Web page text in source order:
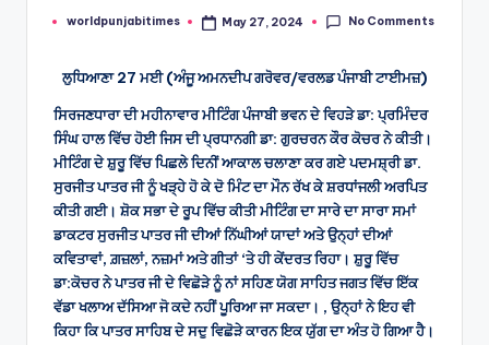
Posted
worldpunjabitimes May 27, 2024 No Comments
ਲੁਧਿਆਣਾ 27 ਮਈ (ਅੰਜੂ ਅਮਨਦੀਪ ਗਰੋਵਰ/ਵਰਲਡ ਪੰਜਾਬੀ ਟਾਈਮਜ਼)
ਸਿਰਜਣਧਾਰਾ ਦੀ ਮਹੀਨਾਵਾਰ ਮੀਟਿੰਗ ਪੰਜਾਬੀ ਭਵਨ ਦੇ ਵਿਹੜੇ ਡਾ: ਪ੍ਰਮਿੰਦਰ
ਸਿੰਘ ਹਾਲ ਵਿੱਚ ਹੋਈ ਜਿਸ ਦੀ ਪ੍ਰਧਾਨਗੀ ਡਾ: ਗੁਰਚਰਨ ਕੌਰ ਕੋਚਰ ਨੇ ਕੀਤੀ।
ਮੀਟਿੰਗ ਦੇ ਸ਼ੁਰੂ ਵਿੱਚ ਪਿਛਲੇ ਦਿਨੀਂ ਆਕਾਲ ਚਲਾਣਾ ਕਰ ਗਏ ਪਦਮਸ਼੍ਰੀ ਡਾ.
ਸੁਰਜੀਤ ਪਾਤਰ ਜੀ ਨੂੰ ਖੜ੍ਹੇ ਹੋ ਕੇ ਦੋ ਮਿੰਟ ਦਾ ਮੌਨ ਰੱਖ ਕੇ ਸ਼ਰਧਾਂਜਲੀ ਅਰਪਿਤ
ਕੀਤੀ ਗਈ। ਸ਼ੋਕ ਸਭਾ ਦੇ ਰੂਪ ਵਿੱਚ ਕੀਤੀ ਮੀਟਿੰਗ ਦਾ ਸਾਰੇ ਦਾ ਸਾਰਾ ਸਮਾਂ
ਡਾਕਟਰ ਸੁਰਜੀਤ ਪਾਤਰ ਜੀ ਦੀਆਂ ਨਿੱਘੀਆਂ ਯਾਦਾਂ ਅਤੇ ਉਨ੍ਹਾਂ ਦੀਆਂ
ਕਵਿਤਾਵਾਂ, ਗ਼ਜ਼ਲਾਂ, ਨਜ਼ਮਾਂ ਅਤੇ ਗੀਤਾਂ ‘ਤੇ ਹੀ ਕੇਂਦਰਤ ਰਿਹਾ। ਸ਼ੁਰੂ ਵਿੱਚ
ਡਾ:ਕੋਚਰ ਨੇ ਪਾਤਰ ਜੀ ਦੇ ਵਿਛੋੜੇ ਨੂੰ ਨਾਂ ਸਹਿਣ ਯੋਗ ਸਾਹਿਤ ਜਗਤ ਵਿੱਚ ਇੱਕ
ਵੱਡਾ ਖਲਾਅ ਦੱਸਿਆ ਜੋ ਕਦੇ ਨਹੀਂ ਪੂਰਿਆ ਜਾ ਸਕਦਾ। , ਉਨ੍ਹਾਂ ਨੇ ਇਹ ਵੀ
ਕਿਹਾ ਕਿ ਪਾਤਰ ਸਾਹਿਬ ਦੇ ਸਦੁ ਵਿਛੋੜੇ ਕਾਰਨ ਇਕ ਯੁੱਗ ਦਾ ਅੰਤ ਹੋ ਗਿਆ ਹੈ।